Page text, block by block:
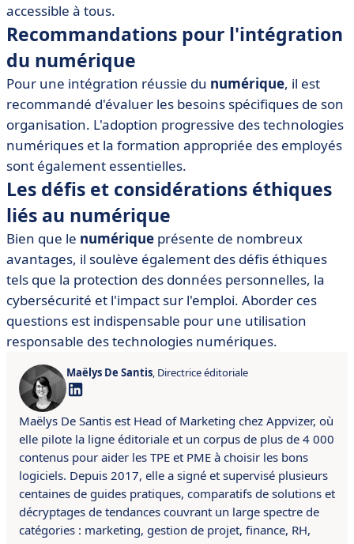
accessible à tous.
Recommandations pour l'intégration
du numérique
Pour une intégration réussie du numérique, il est
recommandé d'évaluer les besoins spécifiques de son
organisation. L'adoption progressive des technologies
numériques et la formation appropriée des employés
sont également essentielles.
Les défis et considérations éthiques
liés au numérique
Bien que le numérique présente de nombreux
avantages, il soulève également des défis éthiques
tels que la protection des données personnelles, la
cybersécurité et l'impact sur l'emploi. Aborder ces
questions est indispensable pour une utilisation
responsable des technologies numériques.
Maëlys De Santis, Directrice éditoriale
Maëlys De Santis est Head of Marketing chez Appvizer, où
elle pilote la ligne éditoriale et un corpus de plus de 4 000
contenus pour aider les TPE et PME à choisir les bons
logiciels. Depuis 2017, elle a signé et supervisé plusieurs
centaines de guides pratiques, comparatifs de solutions et
décryptages de tendances couvrant un large spectre de
catégories : marketing, gestion de projet, finance, RH,